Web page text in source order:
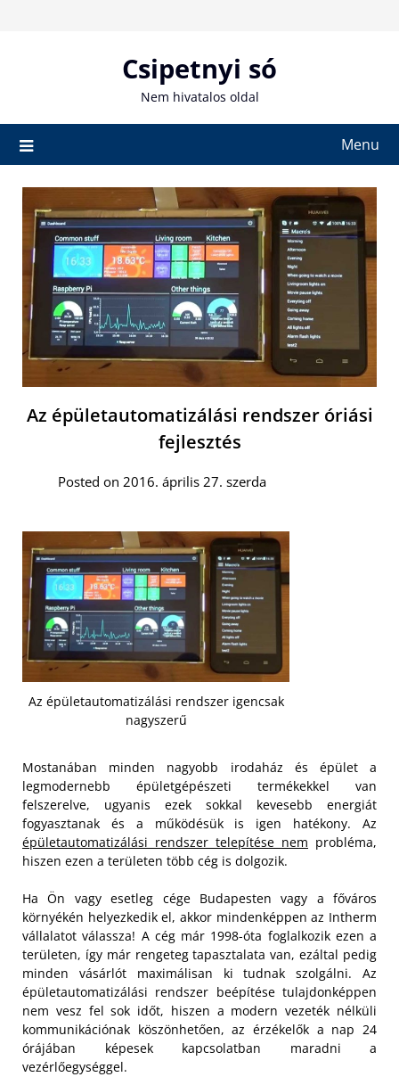
Csipetnyi só
Nem hivatalos oldal
Menu
Az épületautomatizálási rendszer óriási
fejlesztés
Posted on 2016. április 27. szerda
Az épületautomatizálási rendszer igencsak
nagyszerű
Mostanában minden nagyobb irodaház és épület a
legmodernebb épületgépészeti termékekkel van
felszerelve, ugyanis ezek sokkal kevesebb energiát
fogyasztanak és a működésük is igen hatékony. Az
épületautomatizálási rendszer telepítése nem probléma,
hiszen ezen a területen több cég is dolgozik.
Ha Ön vagy esetleg cége Budapesten vagy a főváros
környékén helyezkedik el, akkor mindenképpen az Intherm
vállalatot válassza! A cég már 1998-óta foglalkozik ezen a
területen, így már rengeteg tapasztalata van, ezáltal pedig
minden vásárlót maximálisan ki tudnak szolgálni. Az
épületautomatizálási rendszer beépítése tulajdonképpen
nem vesz fel sok időt, hiszen a modern vezeték nélküli
kommunikációnak köszönhetően, az érzékelők a nap 24
órájában képesek kapcsolatban maradni a
vezérlőegységgel.